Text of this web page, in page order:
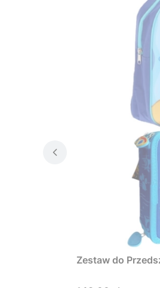
Zestaw do